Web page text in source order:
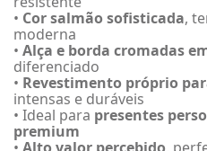
• Cor salmão sofisticada,
moderna
• Alça e borda cromadas
diferenciado
• Revestimento próprio
intensas e duráveis
• Ideal para presentes
premium